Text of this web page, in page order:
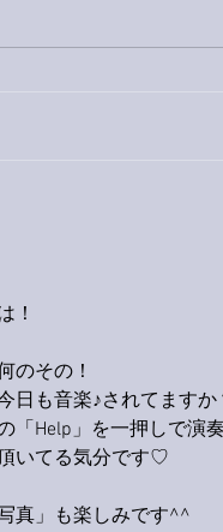
ー
！
のその！
日も音楽♪されてます
「Help」を一押しで演
いてる気分です♡
真」も楽しみです^^